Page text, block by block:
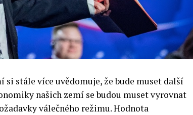
stále více uvědomuje, že bude muset další
našich zemí se budou muset vyrovnat
válečného režimu. Hodnota